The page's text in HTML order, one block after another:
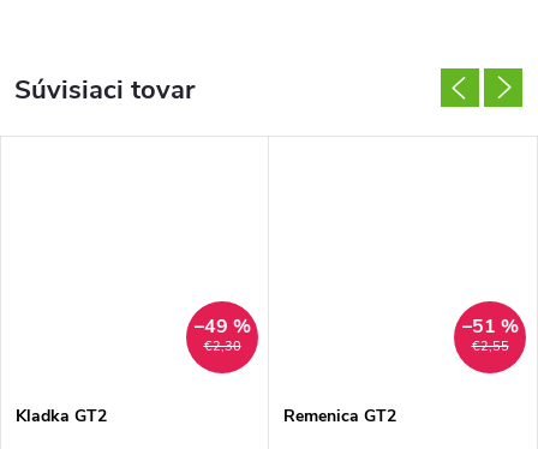
Súvisiaci tovar
€2,30
–49 %
Kladka GT2
€2,55
–51 %
Remenica GT2